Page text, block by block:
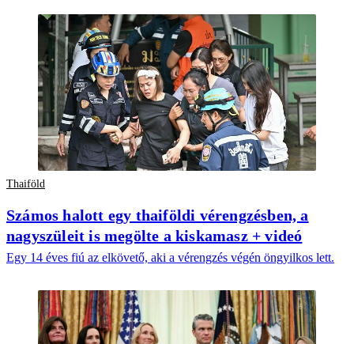
Thaiföld
Számos halott egy thaiföldi vérengzésben, a
nagyszüleit is megölte a kiskamasz + videó
Egy 14 éves fiú az elkövető, aki a vérengzés végén öngyilkos lett.